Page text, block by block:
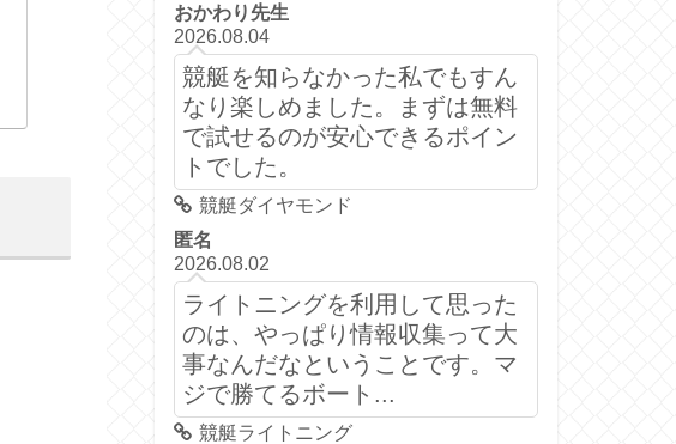
おかわり先生
2026.08.04
競艇を知らなかった私でもすん
なり楽しめました。まずは無料
で試せるのが安心できるポイン
トでした。
競艇ダイヤモンド
匿名
2026.08.02
ライトニングを利用して思った
のは、やっぱり情報収集って大
事なんだなということです。マ
ジで勝てるボート...
競艇ライトニング